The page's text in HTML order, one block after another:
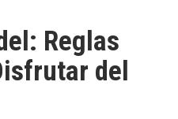
Reglas
del